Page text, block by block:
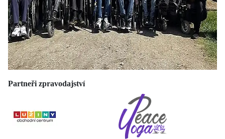
Partneři zpravodajství